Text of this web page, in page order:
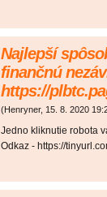
Najlepší
finančnú
https://
(Henryner, 15. 8. 2020
Jedno kliknutie robota
Odkaz - https://